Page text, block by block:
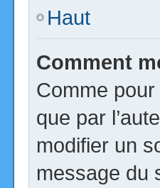
Haut
Comment
Comme
que par
modifier un
message du